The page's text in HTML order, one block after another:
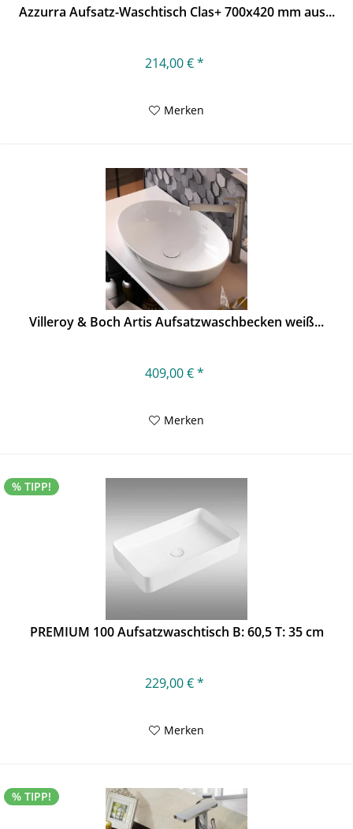
Azzurra Aufsatz-Waschtisch Clas+ 700x420 mm aus...
214,00 € *
Merken
Villeroy & Boch Artis Aufsatzwaschbecken weiß...
409,00 € *
Merken
% TIPP!
PREMIUM 100 Aufsatzwaschtisch B: 60,5 T: 35 cm
229,00 € *
Merken
% TIPP!